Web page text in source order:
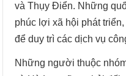
và Thụy Điển. Những
phúc lợi xã hội phát
để duy trì các dịch vụ
Những người thuộc